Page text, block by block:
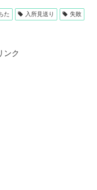
た 入所見送り
失敗
ンク